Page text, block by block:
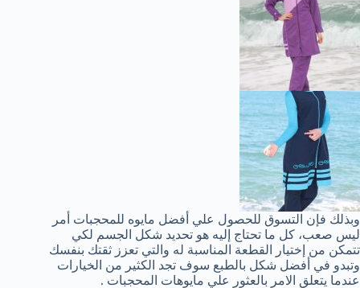
وبذلك فإن التسوق للحصول علي أفضل مايوه للمحجبات أمر
ليس صعب، كل ما تحتاج إليه هو تحديد شكل الجسم لكي
تتمكن من إختيار القطعة المناسبة له والتي تعزز ثقتك بنفسك
وتبدو في أفضل شكل بالطبع سوف تجد الكثير من الخيارات
عندما يتعلق الامر بالعثور علي مايوهات المحجبات .